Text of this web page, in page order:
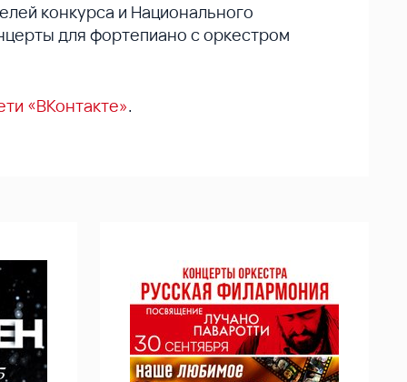
конкурса и Национального
для фортепиано с оркестром
«ВКонтакте».